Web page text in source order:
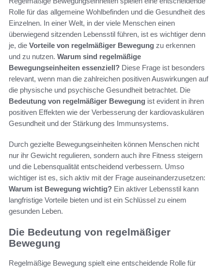
Rolle für das allgemeine Wohlbefinden und die Gesundheit des
Einzelnen. In einer Welt, in der viele Menschen einen
überwiegend sitzenden Lebensstil führen, ist es wichtiger denn
je, die Vorteile von regelmäßiger Bewegung zu erkennen
und zu nutzen. Warum sind regelmäßige
Bewegungseinheiten essenziell? Diese Frage ist besonders
relevant, wenn man die zahlreichen positiven Auswirkungen auf
die physische und psychische Gesundheit betrachtet. Die
Bedeutung von regelmäßiger Bewegung ist evident in ihren
positiven Effekten wie der Verbesserung der kardiovaskulären
Gesundheit und der Stärkung des Immunsystems.
Durch gezielte Bewegungseinheiten können Menschen nicht
nur ihr Gewicht regulieren, sondern auch ihre Fitness steigern
und die Lebensqualität entscheidend verbessern. Umso
wichtiger ist es, sich aktiv mit der Frage auseinanderzusetzen:
Warum ist Bewegung wichtig? Ein aktiver Lebensstil kann
langfristige Vorteile bieten und ist ein Schlüssel zu einem
gesunden Leben.
Die Bedeutung von regelmäßiger
Bewegung
Regelmäßige Bewegung spielt eine entscheidende Rolle für